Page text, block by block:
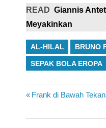
READ Giannis
Meyakinkan
AL-HILAL BRUNO
SEPAK BOLA EROPA
Navigasi
pos
Previous
Frank di Bawah